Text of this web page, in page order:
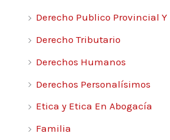
Derecho Publico Provincial
Derecho Tributario
Derechos Humanos
Derechos Personalísimos
Etica y Etica En Abogacía
Familia